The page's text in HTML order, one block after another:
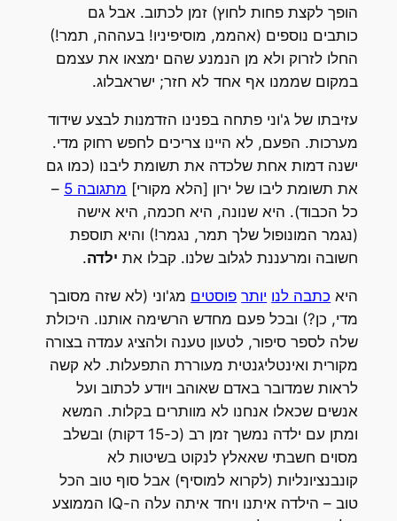
הופך לקצת פחות לחוץ) זמן לכתוב. אבל גם
כותבים נוספים (אהממ, מוסיפיניו! בעההה, תמר!)
החלו לזרוק ולא מן הנמנע שהם ימצאו את עצמם
במקום שממנו אף אחד לא חזר; ישראבלוג.
עזיבתו של ג'וני פתחה בפנינו הזדמנות לבצע שידוד
מערכות. הפעם, לא היינו צריכים לחפש רחוק מדי.
ישנה דמות אחת שלכדה את תשומת ליבנו (כמו גם
את תשומת ליבו של ירון [הלא מקורי] מתגובה 5
–
כל הכבוד). היא שנונה, היא חכמה, היא אישה
(נגמר המונופול שלך תמר, נגמר!) והיא תוספת
חשובה ומרעננת לגלוב שלנו. קבלו את ילדה.
היא כתבה לנו יותר פוסטים מג'וני (לא שזה מסובך
מדי, כן?) ובכל פעם מחדש הרשימה אותנו. היכולת
שלה לספר סיפור, לטעון טענה ולהציג עמדה בצורה
מקורית ואינטליגנטית מעוררת התפעלות. לא קשה
לראות שמדובר באדם שאוהב ויודע לכתוב ועל
אנשים שכאלו אנחנו לא מוותרים בקלות. המשא
ומתן עם ילדה נמשך זמן רב (כ-15 דקות) ובשלב
מסוים חשבתי שאאלץ לנקוט בשיטות לא
קונבנציונליות (לקרוא למוסיף) אבל סוף טוב הכל
טוב – הילדה איתנו ויחד איתה עלה ה-IQ הממוצע